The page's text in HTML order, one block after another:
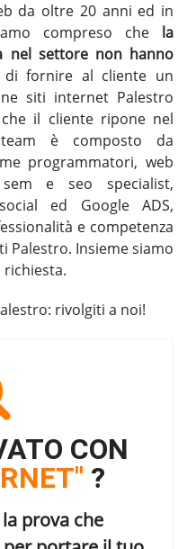
da oltre 20 anni ed in
compreso che la
nel settore non hanno
di fornire al cliente un
siti internet Palestro
il cliente ripone nel
è composto da
programmatori, web
e seo specialist,
ed Google ADS,
e competenza
Palestro. Insieme siamo
: rivolgiti a noi!
CON
?
prova che